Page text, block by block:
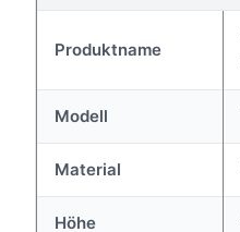
Produktname
Modell
Material
Höhe